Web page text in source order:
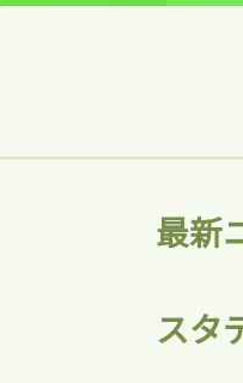
最新
スタ